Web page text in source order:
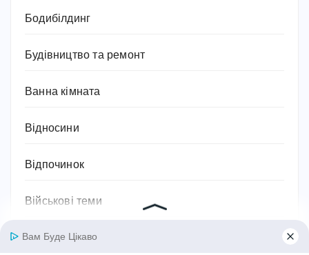
Бодибілдинг
Будівництво та ремонт
Ванна кімната
Відносини
Відпочинок
Військові теми
Географія